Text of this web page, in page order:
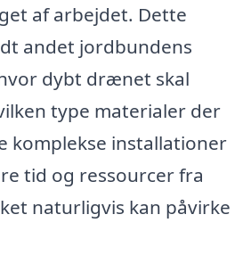
af arbejdet. Dette
andet jordbundens
dybt drænet skal
type materialer der
komplekse installationer
tid og ressourcer fra
naturligvis kan påvirke